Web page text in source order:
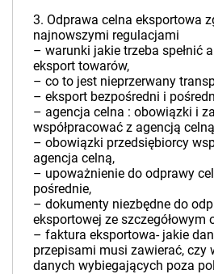
3. Odprawa celna eksportowa
najnowszymi regulacjami
– warunki jakie trzeba spełnić
eksport towarów,
– co to jest nieprzerwany
– eksport bezpośredni i
– agencja celna : obowiązki i
współpracować z agencją
– obowiązki przedsiębiorcy
agencja celną,
– upoważnienie do odprawy
pośrednie,
– dokumenty niezbędne do
eksportowej ze szczegółowym
– faktura eksportowa- jakie
przepisami musi zawierać, czy
danych wybiegających poza